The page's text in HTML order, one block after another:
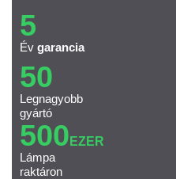
5
Év garancia
50
Legnagyobb
gyártó
500 EZER
Lámpa
raktáron